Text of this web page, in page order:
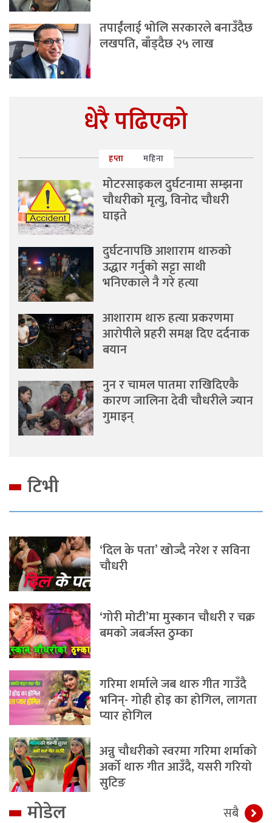
तपाईंलाई भोलि सरकारले बनाउँदैछ
लखपति, बाँड्दैछ २५ लाख
धेरै पढिएको
हप्ता महिना
मोटरसाइकल दुर्घटनामा सम्झना
चौधरीको मृत्यु, विनोद चौधरी
घाइते
दुर्घटनापछि आशाराम थारुको
उद्धार गर्नुको सट्टा साथी
भनिएकाले नै गरे हत्या
आशाराम थारु हत्या प्रकरणमा
आरोपीले प्रहरी समक्ष दिए दर्दनाक
बयान
नुन र चामल पातमा राखिदिएकै
कारण जालिना देवी चौधरीले ज्यान
गुमाइन्
टिभी
‘दिल के पता’ खोज्दै नरेश र सविना
चौधरी
‘गोरी मोटी’मा मुस्कान चौधरी र चक्र
बमको जबर्जस्त ठुम्का
गरिमा शर्माले जब थारु गीत गाउँदै
भनिन्- गोही होइ का होगिल, लागता
प्यार होगिल
अन्नु चौधरीको स्वरमा गरिमा शर्माको
अर्को थारु गीत आउँदै, यसरी गरियो
सुटिङ
मोडेल सबै